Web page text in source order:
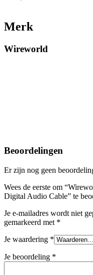
Merk
Wireworld
Beoordelingen
Er zijn nog geen
Wees de eerste om
Digital Audio Cable” te
Je e-mailadres wordt niet
gemarkeerd met *
Je waardering *
Je beoordeling *